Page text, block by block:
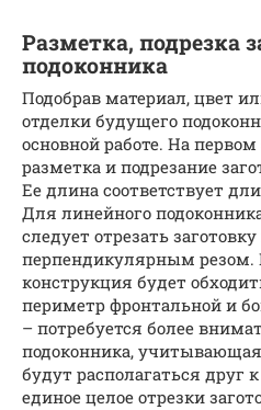
Разметка, подрезка
подоконника
Подобрав материал, цвет
отделки будущего
основной работе. На
разметка и подрезание
Ее длина соответствует
Для линейного
следует отрезать
перпендикулярным резом.
конструкция будет
периметр фронтальной и
– потребуется более
подоконника,
будут располагаться друг
единое целое отрезки